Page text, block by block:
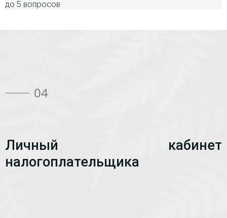
до 5 вопросов
04
Личный кабинет
налогоплательщика